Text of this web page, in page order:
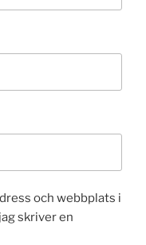
och webbplats i
skriver en